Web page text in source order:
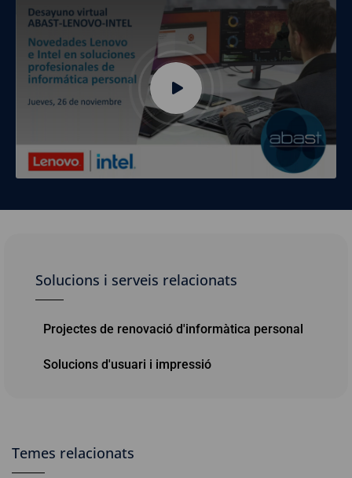
Solucions i serveis relacionats
Projectes de renovació d'informàtica personal
Solucions d'usuari i impressió
Temes relacionats